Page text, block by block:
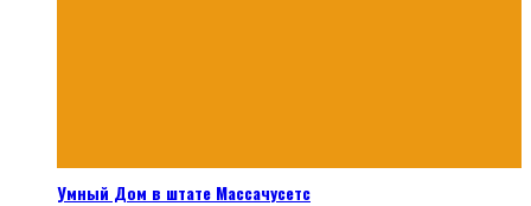
Умный Дом в штате Массачусетс